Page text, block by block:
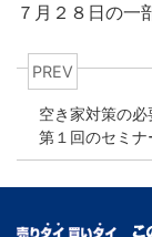
７月２８日の一
PREV
空き家対策の必
第１回のセミナ